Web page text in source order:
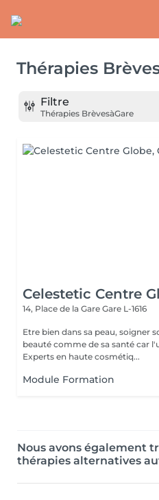
Thérapies
Filtre
Thérapies BrèvesàGare
Celestetic Centre
14, Place de la Gare Gare L-1616
Etre bien dans sa peau, soigner
beauté comme de sa santé car
Experts en haute cosmétiq...
Module Formation
Nous avons également
thérapies alternatives